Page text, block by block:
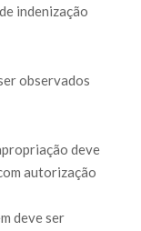
indenização
observados
deve
autorização
deve ser